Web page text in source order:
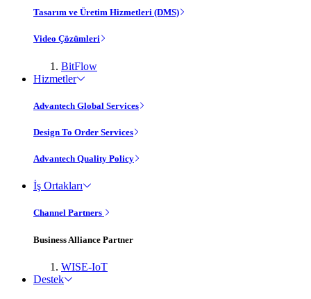
Tasarım ve Üretim Hizmetleri (DMS)
Video Çözümleri
BitFlow
Hizmetler
Advantech Global Services
Design To Order Services
Advantech Quality Policy
İş Ortakları
Channel Partners
Business Alliance Partner
WISE-IoT
Destek